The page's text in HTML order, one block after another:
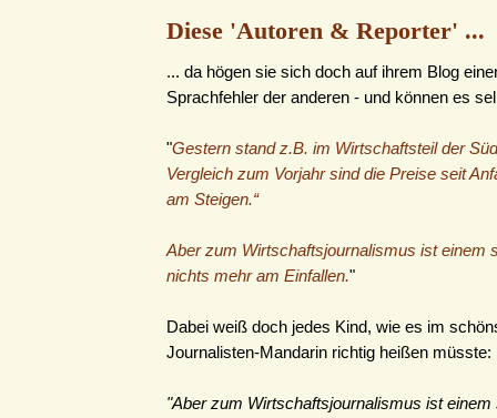
Diese 'Autoren & Reporter' ...
... da högen sie sich doch auf ihrem Blog
Sprachfehler der anderen - und können es
"Gestern stand z.B. im Wirtschaftsteil der
Vergleich zum Vorjahr sind die Preise seit
am Steigen.“
Aber zum Wirtschaftsjournalismus ist einem
nichts mehr am Einfallen."
Dabei weiß doch jedes Kind, wie es im
Journalisten-Mandarin richtig heißen müsste:
"Aber zum Wirtschaftsjournalismus ist einem